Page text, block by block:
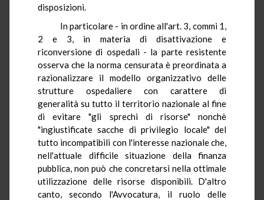
disposizioni.
In particolare - in ordine all'art. 3, commi 1,
2 e 3, in materia di disattivazione e
riconversione di ospedali - la parte resistente
osserva che la norma censurata è preordinata a
razionalizzare il modello organizzativo delle
strutture ospedaliere con carattere di
generalità su tutto il territorio nazionale al fine
di evitare "gli sprechi di risorse" nonchè
"ingiustificate sacche di privilegio locale" del
tutto incompatibili con l'interesse nazionale che,
nell'attuale difficile situazione della finanza
pubblica, non può che concretarsi nella ottimale
utilizzazione delle risorse disponibili. D'altro
canto, secondo l'Avvocatura, il ruolo delle